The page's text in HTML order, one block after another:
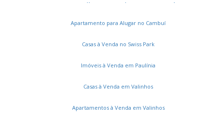
Paulínia/SP Salto/SP
Sumaré/SP
Apartamento para Alugar no Cambuí
Casas à Venda no Swiss Park
Imóveis à Venda em Paulínia
Casas à Venda em Valinhos
Apartamentos à Venda em Valinhos